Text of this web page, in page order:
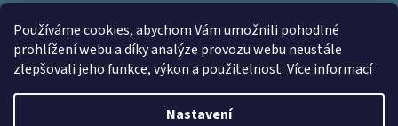
Používáme cookies, abychom Vám umožnili pohodlné
prohlížení webu a díky analýze provozu webu neustále
zlepšovali jeho funkce, výkon a použitelnost.Více informací
Nastavení
Podpořte s námi přírodu a zapojte se do projektu
Ukliďme Česko. Nevyhazujte použité obaly a přineste
nám je na prodejnu https://www.kamsnim.cz/